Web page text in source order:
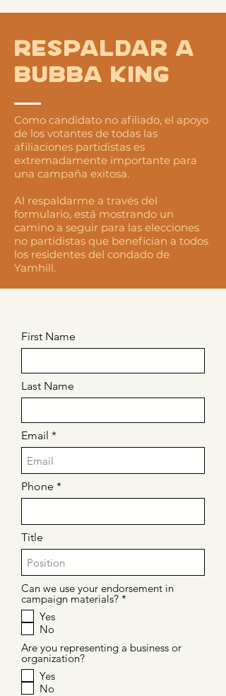
Respaldar a
Bubba King
Como candidato no afiliado, el apoyo
de los votantes de todas las
afiliaciones partidistas es
extremadamente importante para
una campaña exitosa.
Al respaldarme a través del
formulario, está mostrando un
camino a seguir para las elecciones
no partidistas que benefician a todos
los residentes del condado de
Yamhill.
First Name
Last Name
Email
Phone
Title
Can we use your endorsement in
campaign materials? *
g
a
Yes
No
Are you representing a business or
organization?
Yes
No